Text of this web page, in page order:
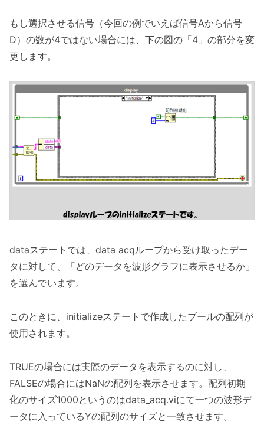
もし選択させる信号（今回の例でいえば信号Aから信号
D）の数が4ではない場合には、下の図の「4」の部分を変
更します。
dataステートでは、data acqループから受け取ったデー
タに対して、「どのデータを波形グラフに表示させるか」
を選んでいます。
このときに、initializeステートで作成したブールの配列が
使用されます。
TRUEの場合には実際のデータを表示するのに対し、
FALSEの場合にはNaNの配列を表示させます。配列初期
化のサイズ1000というのはdata_acq.viにて一つの波形デ
ータに入っているYの配列のサイズと一致させます。